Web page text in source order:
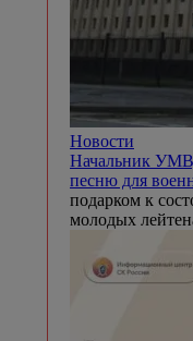
Новости
Начальник
песню для
подарком к
молодых